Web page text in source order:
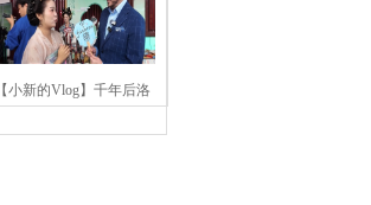
【小新的Vlog】千年后洛